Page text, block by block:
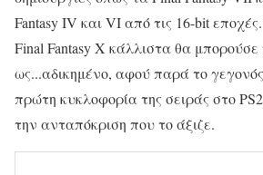
Fantasy IV και VI από τις 16-bit
Final Fantasy X κάλλιστα θα
ως...αδικημένο, αφού παρά το
πρώτη κυκλοφορία της σειράς στο
την ανταπόκριση που το άξιζε.